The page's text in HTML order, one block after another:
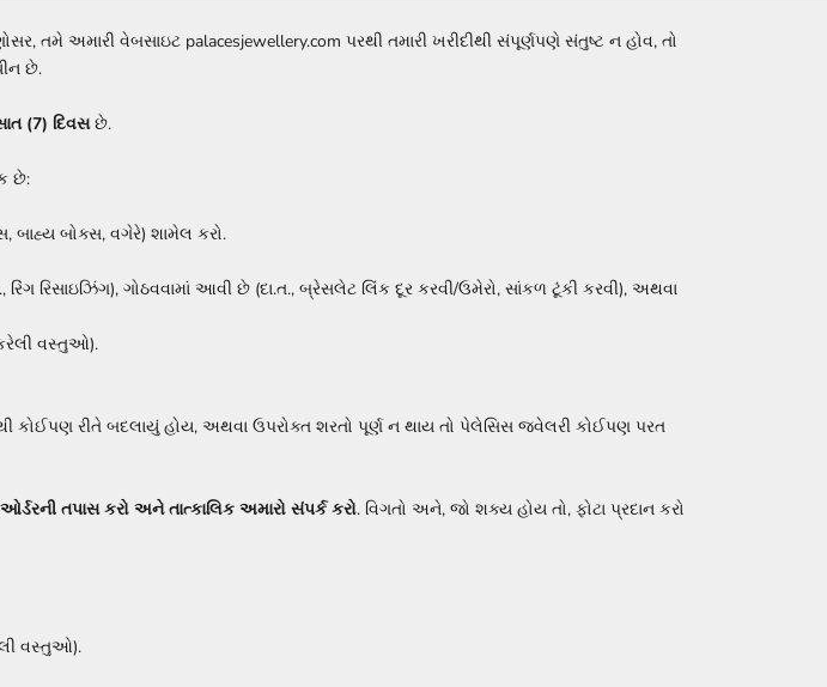
અમારી વેબસાઇટ palacesjewellery.com પરથી તમારી ખરીદીથી સંપૂર્ણપણે સંતુષ્ટ ન હોવ, તો
છે.
(7) દિવસછે.
છે:
બોક્સ, વગેરે) શામેલ કરો.
રિસાઇઝિંગ), ગોઠવવામાં આવી છે (દા.ત., બ્રેસલેટ લિંક દૂર કરવી/ઉમેરો, સાંકળ ટૂંકી કરવી), અથવા
વસ્તુઓ).
કોઈપણ રીતે બદલાયું હોય, અથવા ઉપરોક્ત શરતો પૂર્ણ ન થાય તો પેલેસિસ જ્વેલરી કોઈપણ પરત
તપાસ કરો અને તાત્કાલિક અમારો સંપર્ક કરો. વિગતો અને, જો શક્ય હોય તો, ફોટા પ્રદાન કરો
વસ્તુઓ).